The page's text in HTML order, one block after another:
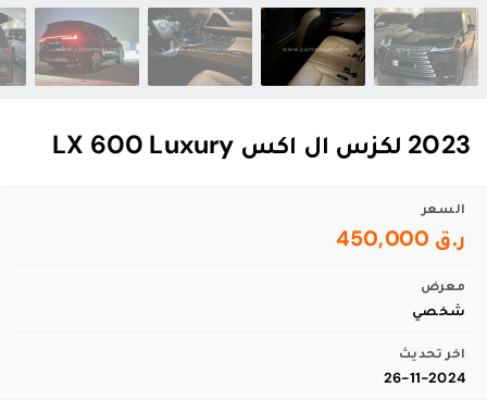
2023 لكزس ال اكس LX 600 Luxury
السعر
ر.ق 450,000
معرض
شخصي
اخر تحديث
26-11-2024